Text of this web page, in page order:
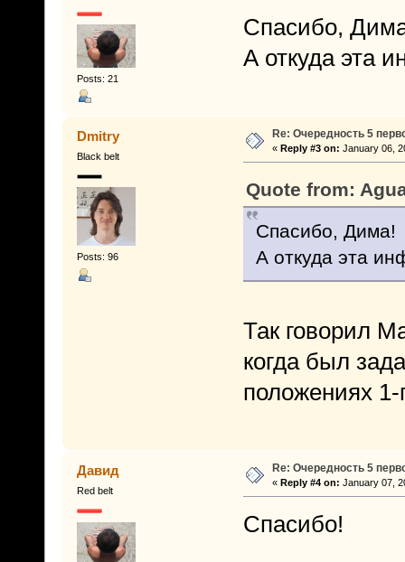
Posts: 21
Спасибо,
А откуда эта
Dmitry
Black belt
Posts: 96
Re: Очередность 5
« Reply #3 on: January 06,
Quote from:
Спасибо, Дима!
А откуда эта
Так говорил
когда был
положениях
Давид
Red belt
Re: Очередность 5
« Reply #4 on: January 07,
Спасибо!